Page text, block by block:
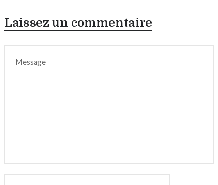
Laissez un commentaire